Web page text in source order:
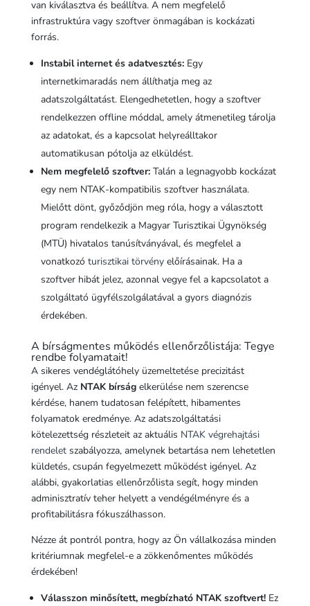
van kiválasztva és beállítva. A nem megfelelő
infrastruktúra vagy szoftver önmagában is kockázati
forrás.
Instabil internet és adatvesztés:Egy
internetkimaradás nem állíthatja meg az
adatszolgáltatást. Elengedhetetlen, hogy a szoftver
rendelkezzen offline móddal, amely átmenetileg tárolja
az adatokat, és a kapcsolat helyreálltakor
automatikusan pótolja az elküldést.
Nem megfelelő szoftver:Talán a legnagyobb kockázat
egy nem NTAK-kompatibilis szoftver használata.
Mielőtt dönt, győződjön meg róla, hogy a választott
program rendelkezik a Magyar Turisztikai Ügynökség
(MTÜ) hivatalos tanúsítványával, és megfelel a
vonatkozó turisztikai törvényelőírásainak. Ha a
szoftver hibát jelez, azonnal vegye fel a kapcsolatot a
szolgáltató ügyfélszolgálatával a gyors diagnózis
érdekében.
A bírságmentes működés ellenőrzőlistája: Tegye
rendbe folyamatait!
A sikeres vendéglátóhely üzemeltetése precizitást
igényel. Az NTAK bírságelkerülése nem szerencse
kérdése, hanem tudatosan felépített, hibamentes
folyamatok eredménye. Az adatszolgáltatási
kötelezettség részleteit az aktuális NTAK végrehajtási
rendeletszabályozza, amelynek betartása nem lehetetlen
küldetés, csupán fegyelmezett működést igényel. Az
alábbi, gyakorlatias ellenőrzőlista segít, hogy minden
adminisztratív teher helyett a vendégélményre és a
profitabilitásra fókuszálhasson.
Nézze át pontról pontra, hogy az Ön vállalkozása minden
kritériumnak megfelel-e a zökkenőmentes működés
érdekében!
Válasszon minősített, megbízható NTAK szoftvert!Ez